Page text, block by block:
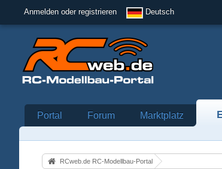
Anmelden oder registrieren Deutsch
Portal Forum Marktplatz
RCweb.de RC-Modellbau-Portal